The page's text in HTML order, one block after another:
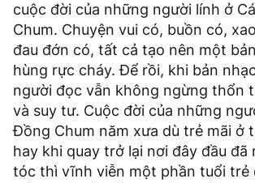
cuộc đời của những người lính ở
Chum. Chuyện vui có, buồn có,
đau đớn có, tất cả tạo nên một
hùng rực cháy. Để rồi, khi bản
người đọc vẫn không ngừng thổn
và suy tư. Cuộc đời của những
Đồng Chum năm xưa dù trẻ mãi ở
hay khi quay trở lại nơi đây đầu đã
tóc thì vĩnh viễn một phần tuổi trẻ